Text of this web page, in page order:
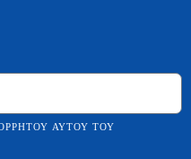
ΑΥΤΟΎ ΤΟΥ